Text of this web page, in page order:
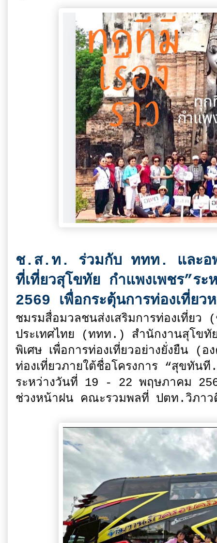
ช.ส.ท. ร่วมกับ ททท. และ
ที่เที่ยวสุโขทัย กำแพงเพชร”
2569 เพื่อกระตุ้นการท่องเที่ยว
ชมรมสื่อมวลชนส่งเสริมการท่องเที่ย
ประเทศไทย (ททท.) สำนักงานสุโข
พิเศษ เพื่อการท่องเที่ยวอย่างยั่งยืน
ท่องเที่ยวภายใต้ชื่อโครงการ “สุขทัน
ระหว่างวันที่ 19 - 22 พฤษภาคม
ช่วงหน้าฝน คณะรวมพลที่ ปตท.วิภาว